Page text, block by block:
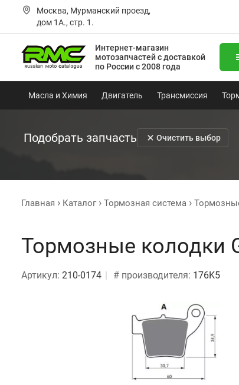
Москва, Мурманский проезд,
дом 1А., стр. 1.
Интернет-магазин
мотозапчастейс доставкой
по России с 2008 года
Масла и Химия Двигатель Трансмиссия
Подобрать запчасть Очистить выбор
Главная Каталог Тормозная система
Тормозные колодки
Артикул: 210-0174 # производителя: 176K5